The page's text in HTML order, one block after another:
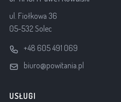
ul. Fiołkowa 36
05-532 Solec
+48 605 491 069
biuro@powitania.pl
USŁUGI